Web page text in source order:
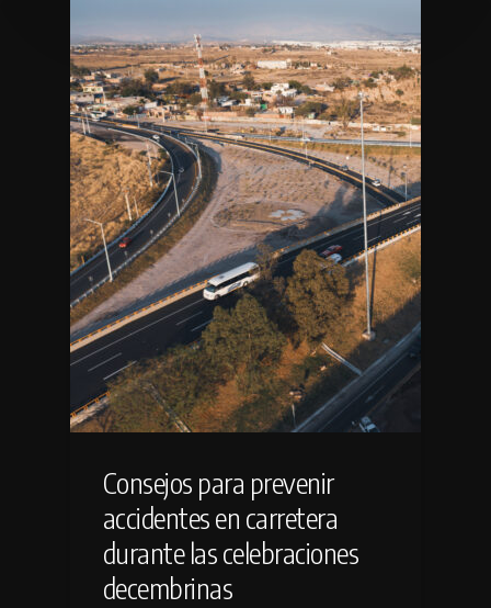
Consejos para prevenir
accidentes en carretera
durante las celebraciones
decembrinas